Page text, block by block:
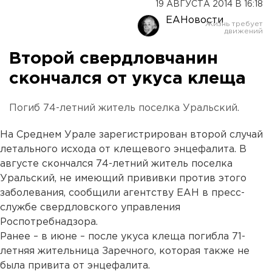
19 АВГУСТА 2014 В 16:18
ЕАНовости
Второй свердловчанин
скончался от укуса клеща
Погиб 74-летний житель поселка Уральский.
На Среднем Урале зарегистрирован второй случай
летального исхода от клещевого энцефалита. В
августе скончался 74-летний житель поселка
Уральский, не имеющий прививки против этого
заболевания, сообщили агентству ЕАН в пресс-
службе свердловского управления
Роспотребнадзора.
Ранее – в июне – после укуса клеща погибла 71-
летняя жительница Заречного, которая также не
была привита от энцефалита.